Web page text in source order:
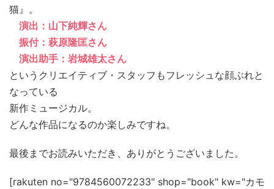
猫』。
演出：山下純輝さん
振付：萩原隆匡さん
演出助手：岩城雄太さん
というクリエイティブ・スタッフもフレッシュな顔ぶれと
なっている
新作ミュージカル。
どんな作品になるのか楽しみですね。
最後までお読みいただき、ありがとうございました。
[rakuten no="9784560072233" shop="book" kw="カモ